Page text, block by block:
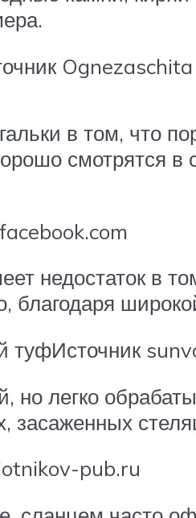
Ognezaschita
в том, что
смотрятся в
недостаток в
туфИсточник
но легко
засаженных
pub.ru